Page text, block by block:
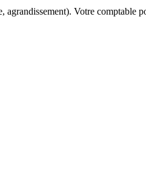
Votre comptable